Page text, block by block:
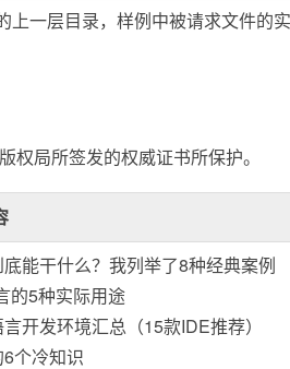
上一层目录，样例中被请求文件的
权局所签发的权威证书所保护。
能干什么？我列举了8种经典案例
的5种实际用途
开发环境汇总（15款IDE推荐）
个冷知识